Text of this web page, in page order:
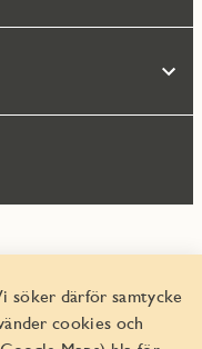
söker därför samtycke
cookies och
2103